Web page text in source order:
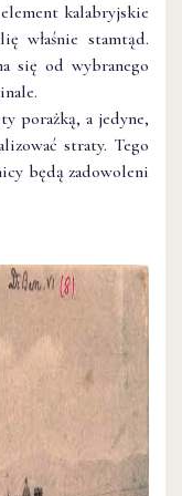
kalabryjskie
właśnie stamtąd.
się od wybranego
porażką, a jedyne,
straty. Tego
będą zadowoleni